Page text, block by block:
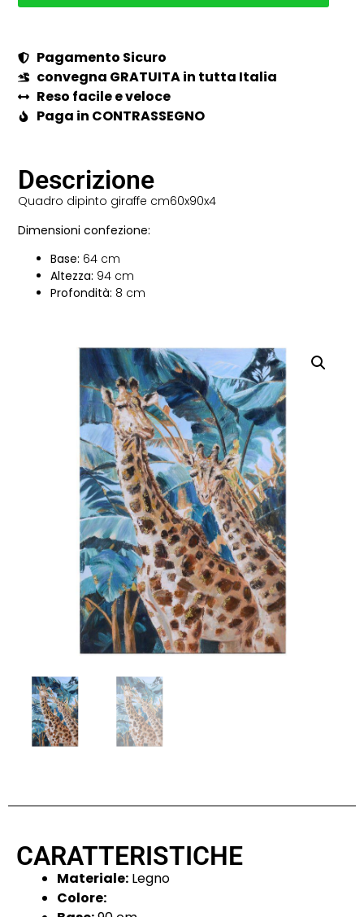
Pagamento Sicuro
convegna GRATUITA in tutta Italia
Reso facile e veloce
Paga in CONTRASSEGNO
Descrizione
Quadro dipinto giraffe cm60x90x4
Dimensioni confezione:
Base: 64 cm
Altezza: 94 cm
Profondità: 8 cm
CARATTERISTICHE
Materiale: Legno
Colore: